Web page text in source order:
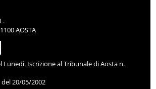
AOSTA
Lunedì. Iscrizione al Tribunale di Aosta n.
20/05/2002